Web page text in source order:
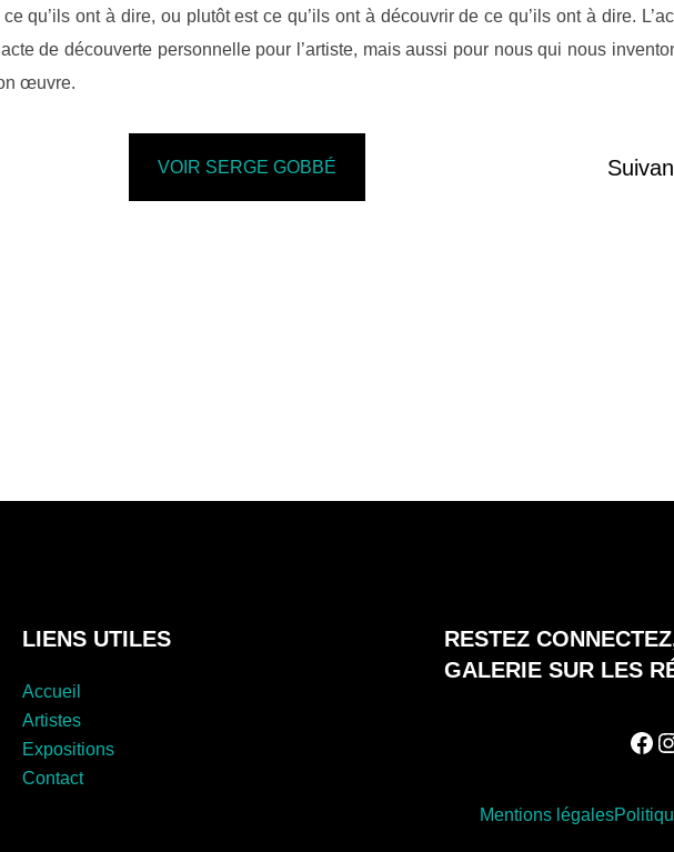
qu’ils ont à dire, ou plutôt est ce qu’ils ont à découvrir de ce qu’ils ont à dire.
de découverte personnelle pour l’artiste, mais aussi pour nous qui nous
œuvre.
VOIR SERGE GOBBÉ
LIENS UTILES
Accueil
Artistes
Expositions
Contact
RESTEZ
GALERIE SUR LES
Mentions légales